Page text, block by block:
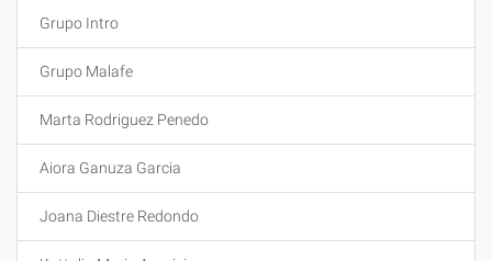
Grupo Intro
Grupo Malafe
Marta Rodriguez Penedo
Aiora Ganuza Garcia
Joana Diestre Redondo